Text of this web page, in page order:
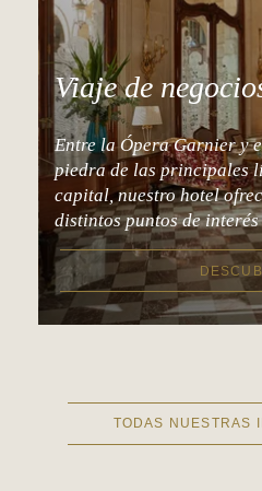
Viaje de
Entre la Ópera Garnier y
piedra de las principales
capital, nuestro hotel
distintos puntos de
TODAS NUESTRAS